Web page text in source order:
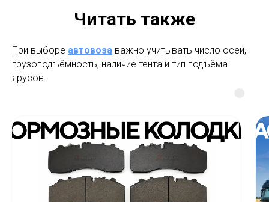
Читать также
При выборе автовоза важно учитывать число осей,
грузоподъёмность, наличие тента и тип подъёма
ярусов.